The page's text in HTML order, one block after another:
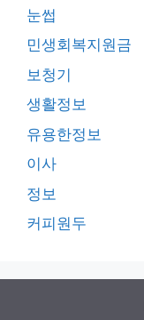
눈썹
민생회복지원금
보청기
생활정보
유용한정보
이사
정보
커피원두